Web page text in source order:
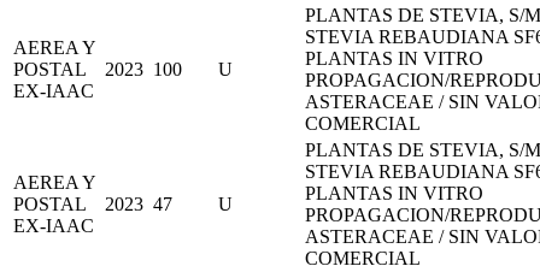
AEREA Y
POSTAL
EX-IAAC
2023 100 U
PLANTAS DE STEVIA, S/
STEVIA REBAUDIANA
PLANTAS IN VITRO
PROPAGACION/
ASTERACEAE / SIN
COMERCIAL
AEREA Y
POSTAL
EX-IAAC
2023 47 U
PLANTAS DE STEVIA, S/
STEVIA REBAUDIANA
PLANTAS IN VITRO
PROPAGACION/
ASTERACEAE / SIN
COMERCIAL